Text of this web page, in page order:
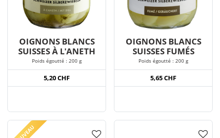
OIGNONS BLANCS
SUISSES À L'ANETH
Poids égoutté : 200 g
5,20 CHF
OIGNONS BLANCS
SUISSES FUMÉS
Poids égoutté : 200 g
5,65 CHF